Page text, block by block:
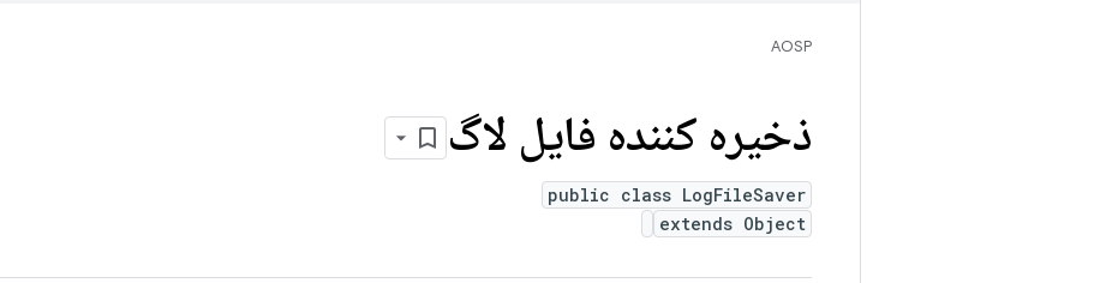
AOSP
ذخیره کننده فایل لاگ
public class LogFileSaver
extends Object